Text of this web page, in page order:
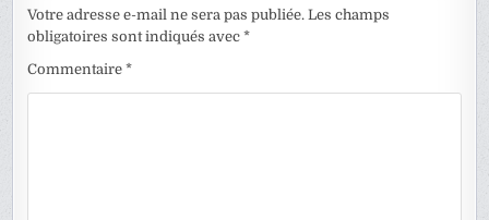
Votre adresse e-mail ne sera pas publiée. Les champs
obligatoires sont indiqués avec*
Commentaire*